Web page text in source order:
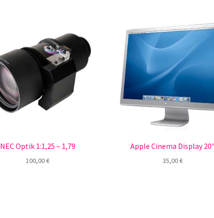
NEC Optik 1:1,25 – 1,79
100,00€
Apple Cinema Display
35,00€